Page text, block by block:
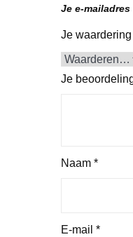
Je e-
Je waardering
Je
Naam *
E-mail *